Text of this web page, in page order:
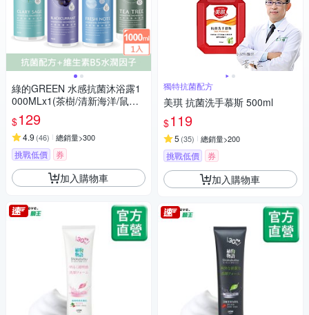
綠的GREEN 水感抗菌沐浴露1
000MLx1(茶樹/清新海洋/鼠尾
草/黑醋栗)
$129
4.9 (46) 總銷量>300
挑戰低價 券
加入購物車
獨特抗菌配方
美琪 抗菌洗手慕斯 500ml
$119
5 (35) 總銷量>200
挑戰低價 券
加入購物車